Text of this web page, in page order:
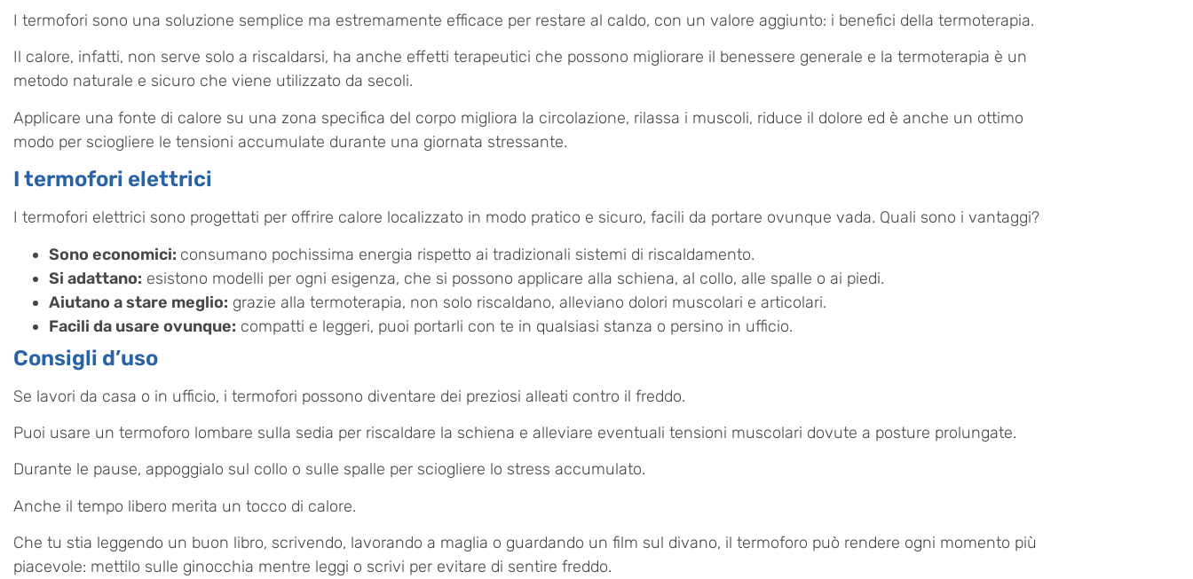
I termofori sono una soluzione semplice ma estremamente efficace per restare al caldo, con un valore aggiunto: i benefici della termoterapia.
Il calore, infatti, non serve solo a riscaldarsi, ha anche effetti terapeutici che possono migliorare il benessere generale e la termoterapia è un
metodo naturale e sicuro che viene utilizzato da secoli.
Applicare una fonte di calore su una zona specifica del corpo migliora la circolazione, rilassa i muscoli, riduce il dolore ed è anche un ottimo
modo per sciogliere le tensioni accumulate durante una giornata stressante.
I termofori elettrici
I termofori elettrici sono progettati per offrire calore localizzato in modo pratico e sicuro, facili da portare ovunque vada. Quali sono i vantaggi?
Sono economici: consumano pochissima energia rispetto ai tradizionali sistemi di riscaldamento.
Si adattano: esistono modelli per ogni esigenza, che si possono applicare alla schiena, al collo, alle spalle o ai piedi.
Aiutano a stare meglio: grazie alla termoterapia, non solo riscaldano, alleviano dolori muscolari e articolari.
Facili da usare ovunque: compatti e leggeri, puoi portarli con te in qualsiasi stanza o persino in ufficio.
Consigli d’uso
Se lavori da casa o in ufficio, i termofori possono diventare dei preziosi alleati contro il freddo.
Puoi usare un termoforo lombare sulla sedia per riscaldare la schiena e alleviare eventuali tensioni muscolari dovute a posture prolungate.
Durante le pause, appoggialo sul collo o sulle spalle per sciogliere lo stress accumulato.
Anche il tempo libero merita un tocco di calore.
Che tu stia leggendo un buon libro, scrivendo, lavorando a maglia o guardando un film sul divano, il termoforo può rendere ogni momento più
piacevole: mettilo sulle ginocchia mentre leggi o scrivi per evitare di sentire freddo.